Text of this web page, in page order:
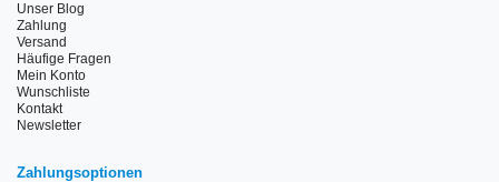
Unser Blog
Zahlung
Versand
Häufige Fragen
Mein Konto
Wunschliste
Kontakt
Newsletter
Zahlungsoptionen